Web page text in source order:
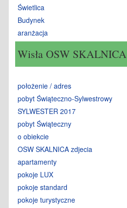
Świetlica
Budynek
aranżacja
Wisła OSW SKALNICA
położenie / adres
pobyt Świąteczno-Sylwestrowy
SYLWESTER 2017
pobyt Świąteczny
o obiekcie
OSW SKALNICA zdjecia
apartamenty
pokoje LUX
pokoje standard
pokoje turystyczne